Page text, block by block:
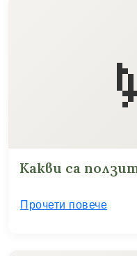
Какви са
Прочети повече